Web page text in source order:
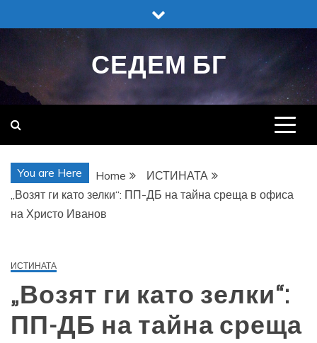
to
СЕДЕМ БГ
You are Here Home
ИСТИНАТА
„Возят ги като зелки“: ПП-ДБ на тайна среща в офиса
на Христо Иванов
ИСТИНАТА
„Возят ги като зелки“:
ПП-ДБ на тайна среща